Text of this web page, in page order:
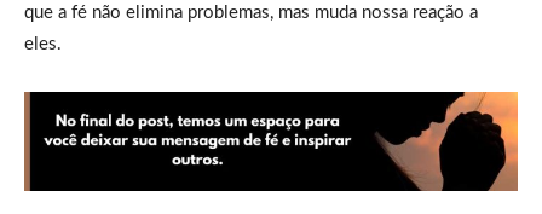
que a fé não elimina problemas, mas muda nossa reação a
eles.